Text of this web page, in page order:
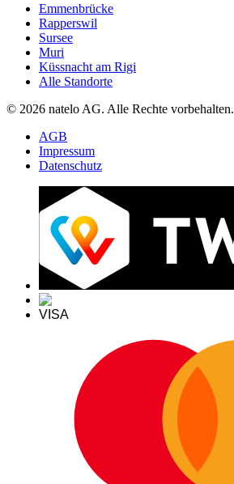
Emmenbrücke
Rapperswil
Sursee
Muri
Küssnacht am Rigi
Alle Standorte
© 2026 natelo AG. Alle Rechte vorbehalten.
AGB
Impressum
Datenschutz
VISA